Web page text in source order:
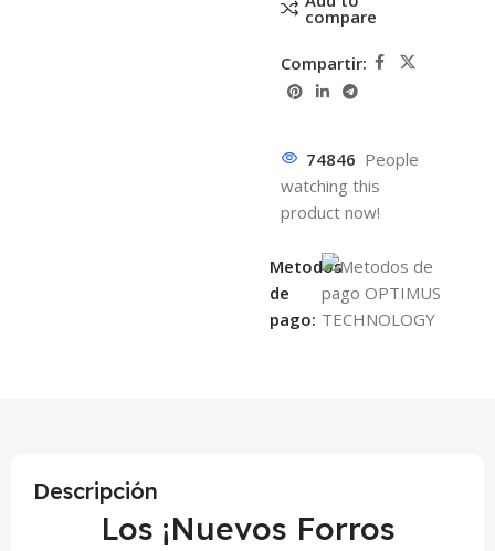
compare
Compartir:
74846 People
watching this
product now!
Metodos
de
pago:
Descripción
Los ¡Nuevos Forros